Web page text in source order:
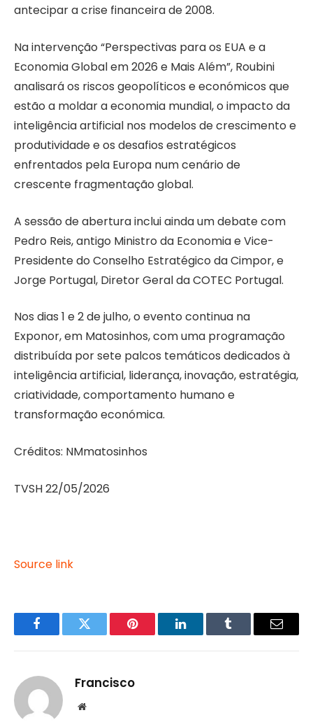
antecipar a crise financeira de 2008.
Na intervenção “Perspectivas para os EUA e a
Economia Global em 2026 e Mais Além”, Roubini
analisará os riscos geopolíticos e económicos que
estão a moldar a economia mundial, o impacto da
inteligência artificial nos modelos de crescimento e
produtividade e os desafios estratégicos
enfrentados pela Europa num cenário de
crescente fragmentação global.
A sessão de abertura inclui ainda um debate com
Pedro Reis, antigo Ministro da Economia e Vice-
Presidente do Conselho Estratégico da Cimpor, e
Jorge Portugal, Diretor Geral da COTEC Portugal.
Nos dias 1 e 2 de julho, o evento continua na
Exponor, em Matosinhos, com uma programação
distribuída por sete palcos temáticos dedicados à
inteligência artificial, liderança, inovação, estratégia,
criatividade, comportamento humano e
transformação económica.
Créditos: NMmatosinhos
TVSH 22/05/2026
Source link
FacebookTwitter Pinterest LinkedInTumblr Email
Francisco
Website